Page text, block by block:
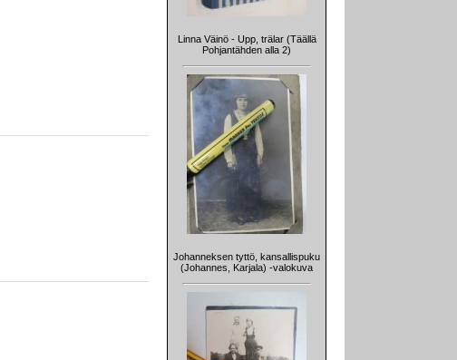
Linna Väinö - Upp, trälar (Täällä
Pohjantähden alla 2)
Johanneksen tyttö, kansallispuku
(Johannes, Karjala) -valokuva